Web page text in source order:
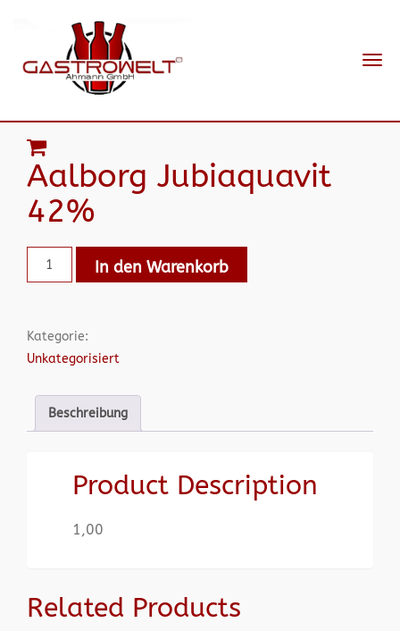
Aalborg Jubiaquavit
42%
In den Warenkorb
Kategorie:
Unkategorisiert
Beschreibung
Product Description
1,00
Related Products